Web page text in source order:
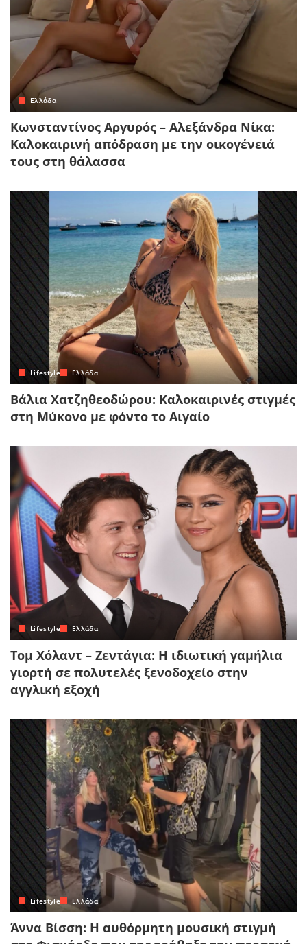
Ελλάδα
Κωνσταντίνος Αργυρός – Αλεξάνδρα Νίκα:
Καλοκαιρινή απόδραση με την οικογένειά
τους στη θάλασσα
Lifestyle Ελλάδα
Βάλια Χατζηθεοδώρου: Καλοκαιρινές στιγμές
στη Μύκονο με φόντο το Αιγαίο
Lifestyle Ελλάδα
Τομ Χόλαντ – Ζεντάγια: Η ιδιωτική γαμήλια
γιορτή σε πολυτελές ξενοδοχείο στην
αγγλική εξοχή
Lifestyle Ελλάδα
Άννα Βίσση: Η αυθόρμητη μουσική στιγμή